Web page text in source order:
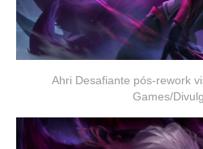
Ahri Desafiante pós-rework
Games/